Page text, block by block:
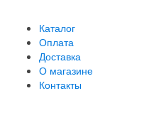
Каталог
Оплата
Доставка
О магазине
Контакты